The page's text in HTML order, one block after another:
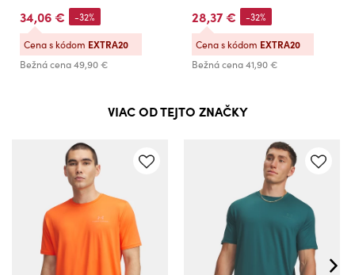
34,06 €
Bežná cena49,90 €
-32%
Cena s kódom EXTRA20
28,37 €
Bežná cena41,90 €
-32%
Cena s kódom EXTRA20
VIAC OD TEJTO ZNAČKY